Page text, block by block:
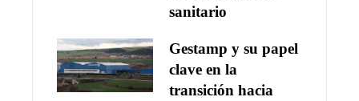
sanitario
Gestamp y su papel
clave en la
transición hacia